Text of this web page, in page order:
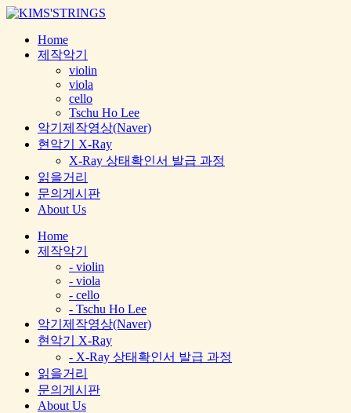
Home
제작악기
violin
viola
cello
Tschu Ho Lee
악기제작영상(Naver)
현악기 X-Ray
X-Ray 상태확인서 발급 과정
읽을거리
문의게시판
About Us
Home
제작악기
- violin
- viola
- cello
- Tschu Ho Lee
악기제작영상(Naver)
현악기 X-Ray
- X-Ray 상태확인서 발급 과정
읽을거리
문의게시판
About Us